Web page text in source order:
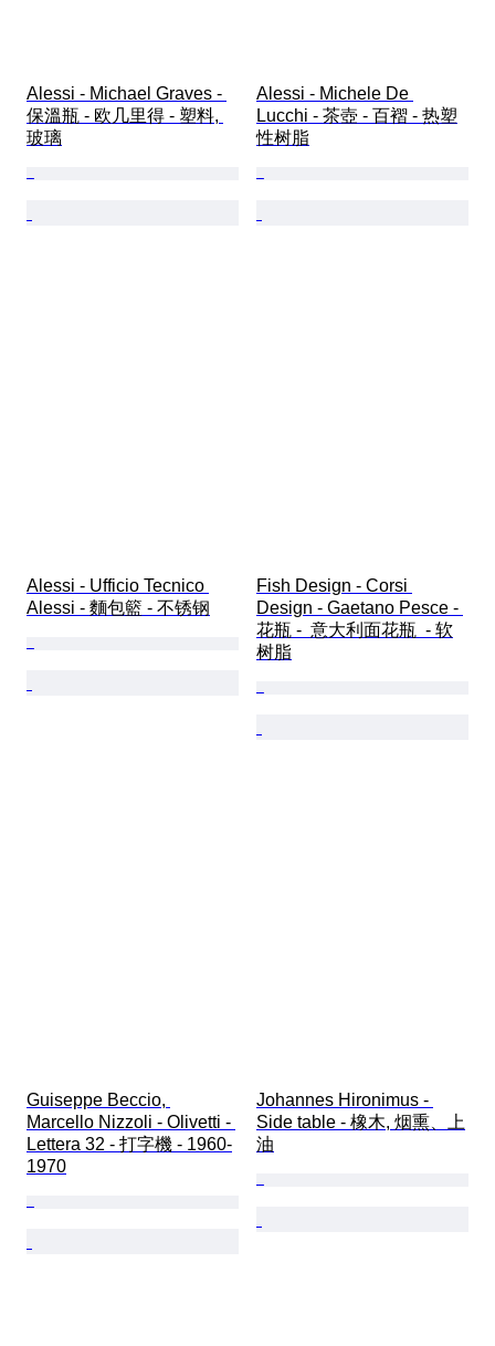
Alessi - Michael Graves -
保溫瓶 - 欧几里得 - 塑料,
玻璃
Alessi - Michele De
Lucchi - 茶壺 - 百褶 - 热塑
性树脂
Alessi - Ufficio Tecnico
Alessi - 麵包籃 - 不锈钢
Fish Design - Corsi
Design - Gaetano Pesce -
花瓶 -  意大利面花瓶  - 软
树脂
Guiseppe Beccio,
Marcello Nizzoli - Olivetti -
Lettera 32 - 打字機 - 1960-
1970
Johannes Hironimus -
Side table - 橡木, 烟熏、上
油